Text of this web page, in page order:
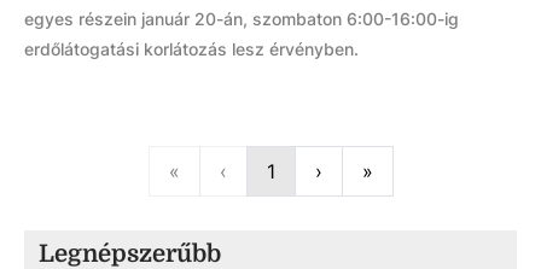
egyes részein január 20-án, szombaton 6:00-16:00-ig
erdőlátogatási korlátozás lesz érvényben.
« ‹Previous
1 ›Next»Last
Legnépszerűbb